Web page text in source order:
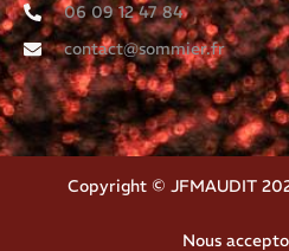
06 09 12 47 84
contact@sommier.fr
Copyright © JFMAUDIT
Nous